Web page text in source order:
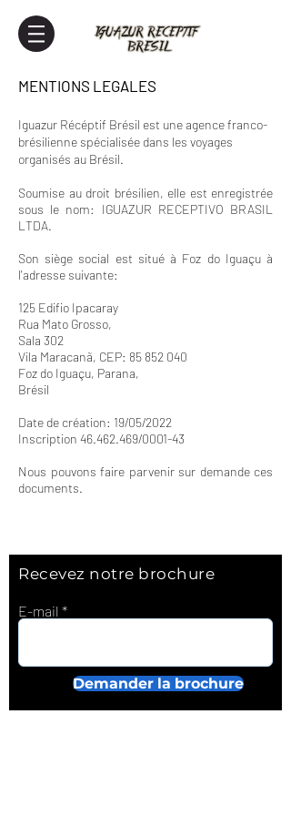
MENTIONS LEGALES
Iguazur Récéptif Brésil est une agence franco-
brésilienne spécialisée dans les voyages
organisés au Brésil.
Soumise au droit brésilien, elle est enregistrée
sous le nom: IGUAZUR RECEPTIVO BRASIL
LTDA.
Son siège social est situé à Foz do Iguaçu à
l'adresse suivante:
125 Edifio Ipacaray
Rua Mato Grosso,
Sala 302
Vila Maracanã, CEP: 85 852 040
Foz do Iguaçu, Parana,
Brésil
Date de création: 19/05/2022
Inscription 46.462.469/0001-43
Nous pouvons faire parvenir sur demande ces
documents.
Recevez notre brochure
E-mail
Demander la brochure